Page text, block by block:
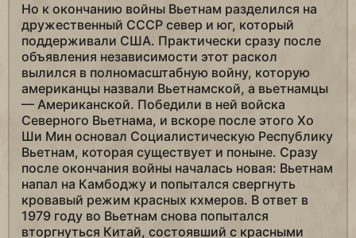
Но к окончанию войны Вьетнам разделился на
дружественный СССР север и юг, который
поддерживали США. Практически сразу после
объявления независимости этот раскол
вылился в полномасштабную войну, которую
американцы назвали Вьетнамской, а вьетнамцы
— Американской. Победили в ней войска
Северного Вьетнама, и вскоре после этого Хо
Ши Мин основал Социалистическую Республику
Вьетнам, которая существует и поныне. Сразу
после окончания войны началась новая: Вьетнам
напал на Камбоджу и попытался свергнуть
кровавый режим красных кхмеров. В ответ в
1979 году во Вьетнам снова попытался
вторгнуться Китай, состоявший с красными